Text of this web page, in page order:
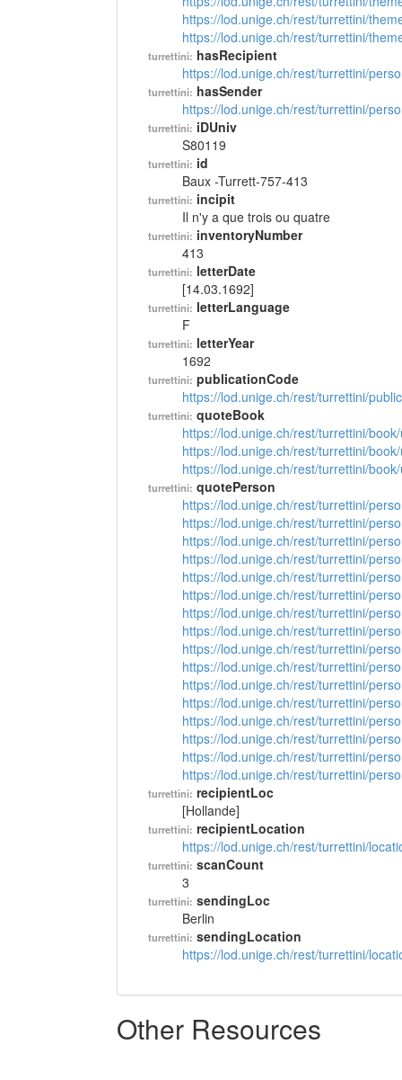
https://lod.unige.ch/rest/turrettini/
https://lod.unige.ch/rest/turrettini/
turrettini: hasRecipient
https://lod.unige.ch/rest/turrettini/
turrettini: hasSender
https://lod.unige.ch/rest/turrettini/
turrettini: iDUniv
S80119
turrettini: id
Baux -Turrett-757-413
turrettini: incipit
Il n'y a que trois ou quatre
turrettini: inventoryNumber
413
turrettini: letterDate
[14.03.1692]
turrettini: letterLanguage
F
turrettini: letterYear
1692
turrettini: publicationCode
https://lod.unige.ch/rest/turrettini/
turrettini: quoteBook
https://lod.unige.ch/rest/turrettini/
https://lod.unige.ch/rest/turrettini/
https://lod.unige.ch/rest/turrettini/
turrettini: quotePerson
https://lod.unige.ch/rest/turrettini/
https://lod.unige.ch/rest/turrettini/
https://lod.unige.ch/rest/turrettini/
https://lod.unige.ch/rest/turrettini/
https://lod.unige.ch/rest/turrettini/
https://lod.unige.ch/rest/turrettini/
https://lod.unige.ch/rest/turrettini/
https://lod.unige.ch/rest/turrettini/
https://lod.unige.ch/rest/turrettini/
https://lod.unige.ch/rest/turrettini/
https://lod.unige.ch/rest/turrettini/
https://lod.unige.ch/rest/turrettini/
https://lod.unige.ch/rest/turrettini/
https://lod.unige.ch/rest/turrettini/
https://lod.unige.ch/rest/turrettini/
https://lod.unige.ch/rest/turrettini/
turrettini: recipientLoc
[Hollande]
turrettini: recipientLocation
https://lod.unige.ch/rest/turrettini/
turrettini: scanCount
3
turrettini: sendingLoc
Berlin
turrettini: sendingLocation
https://lod.unige.ch/rest/turrettini/
Other Resources